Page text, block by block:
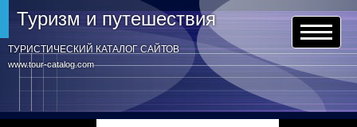
www.tour-catalog.com
Туризм и путешествия
ТУРИСТИЧЕСКИЙ КАТАЛОГ САЙТОВ